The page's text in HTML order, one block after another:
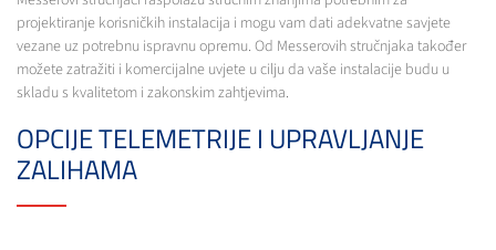
projektiranje korisničkih instalacija i mogu vam dati adekvatne savjete
vezane uz potrebnu ispravnu opremu. Od Messerovih stručnjaka također
možete zatražiti i komercijalne uvjete u cilju da vaše instalacije budu u
skladu s kvalitetom i zakonskim zahtjevima.
OPCIJE TELEMETRIJE I UPRAVLJANJE
ZALIHAMA